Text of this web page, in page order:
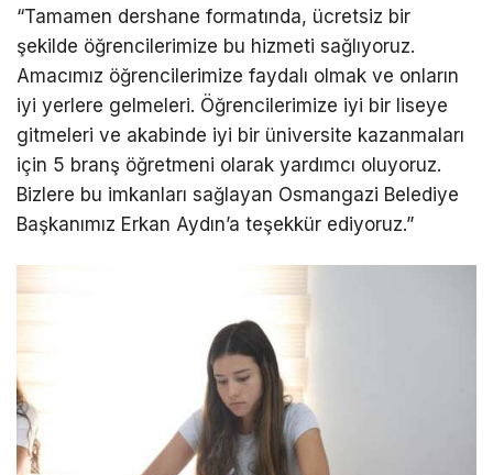
“Tamamen dershane formatında, ücretsiz bir
şekilde öğrencilerimize bu hizmeti sağlıyoruz.
Amacımız öğrencilerimize faydalı olmak ve onların
iyi yerlere gelmeleri. Öğrencilerimize iyi bir liseye
gitmeleri ve akabinde iyi bir üniversite kazanmaları
için 5 branş öğretmeni olarak yardımcı oluyoruz.
Bizlere bu imkanları sağlayan Osmangazi Belediye
Başkanımız Erkan Aydın’a teşekkür ediyoruz.”